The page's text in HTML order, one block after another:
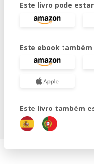
Este livro pode
Este ebook
Este livro também